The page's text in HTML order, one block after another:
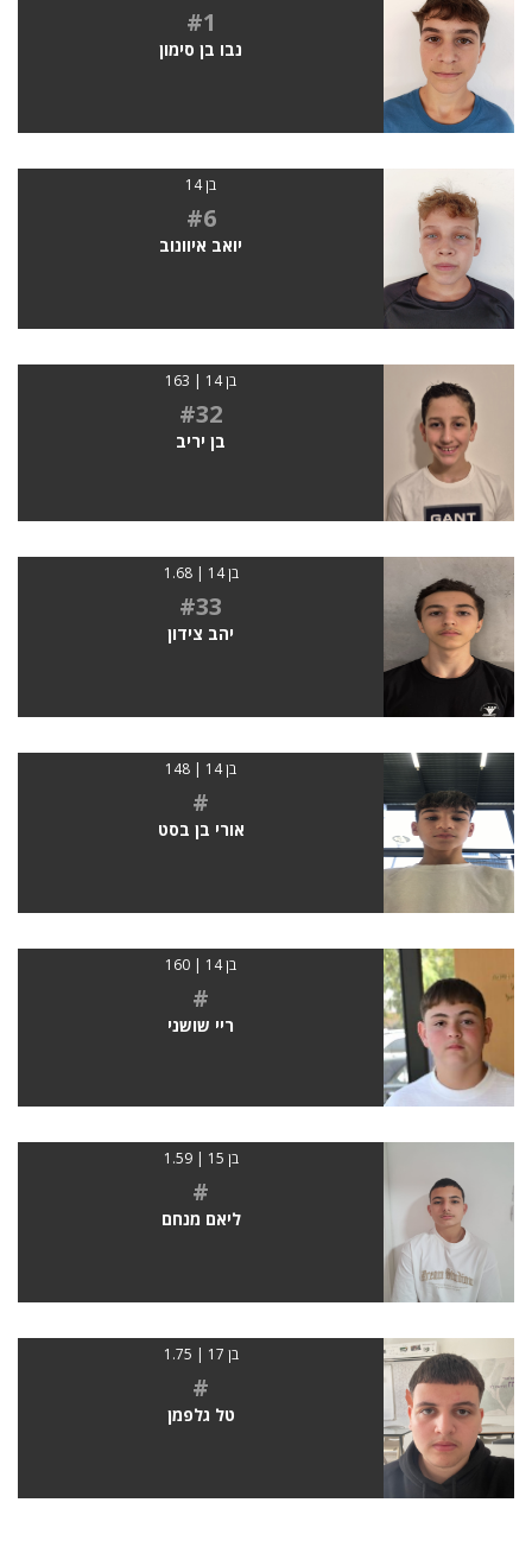
#1
נבו בן סימון
בן 14
#6
יואב איוונוב
בן 14 | 163
#32
בן יריב
בן 14 | 1.68
#33
יהב צידון
בן 14 | 148
#
אורי בן בסט
בן 14 | 160
#
ריי שושני
בן 15 | 1.59
#
ליאם מנחם
בן 17 | 1.75
#
טל גלפמן